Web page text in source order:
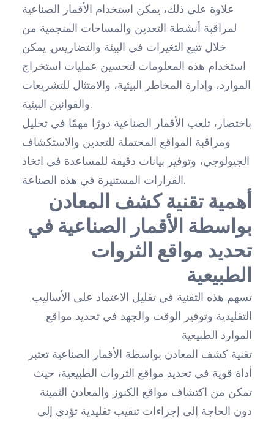
علاوة على ذلك، يمكن استخدام الأقمار الصناعية
لمراقبة أنشطة التعدين والمساحات المنجمية من
خلال تتبع التغيرات في البيئة والتضاريس. يمكن
استخدام هذه المعلومات لتحسين عمليات استخراج
الموارد، وإدارة المخاطر البيئية، والامتثال للتشريعات
والقوانين البيئية.
باختصار، تلعب الأقمار الصناعية دورًا مهمًا في تحليل
ومراقبة المواقع المحتملة للتعدين والاستكشاف
الجيولوجي، وتوفير بيانات دقيقة للمساعدة في اتخاذ
القرارات المستنيرة في هذه الصناعة.
أهمية تقنية كشف المعادن
بواسطة الأقمار الصناعية في
تحديد مواقع الثروات
الطبيعية
تسهم هذه التقنية في تقليل الاعتماد على الأساليب
التقليدية وتوفير الوقت والجهد في تحديد مواقع
الموارد الطبيعية
تقنية كشف المعادن بواسطة الأقمار الصناعية تعتبر
أداة قوية في تحديد مواقع الثروات الطبيعية، حيث
تمكن من اكتشاف مواقع الكنوز والمعادن الثمينة
دون الحاجة إلى إجراءات تنقيب تقليدية تؤدي إلى